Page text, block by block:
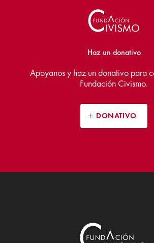
Haz un donativo
Apoyanos y haz un donativo para
Fundación Civismo.
DONATIVO